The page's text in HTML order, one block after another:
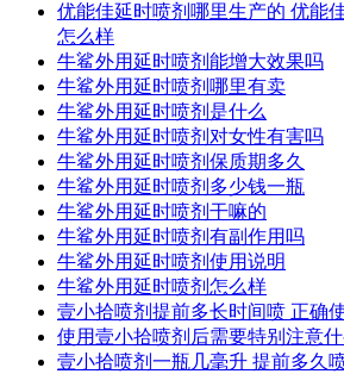
优能佳延时喷剂哪里生产的 优能
怎么样
牛鲨外用延时喷剂能增大效果吗
牛鲨外用延时喷剂哪里有卖
牛鲨外用延时喷剂是什么
牛鲨外用延时喷剂对女性有害吗
牛鲨外用延时喷剂保质期多久
牛鲨外用延时喷剂多少钱一瓶
牛鲨外用延时喷剂干嘛的
牛鲨外用延时喷剂有副作用吗
牛鲨外用延时喷剂使用说明
牛鲨外用延时喷剂怎么样
壹小拾喷剂提前多长时间喷 正确
使用壹小拾喷剂后需要特别注意什
壹小拾喷剂一瓶几毫升 提前多久